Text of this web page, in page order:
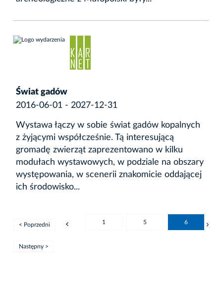
Świat gadów
2016-06-01 - 2027-12-31
Wystawa łączy w sobie świat gadów kopalnych
z żyjącymi współcześnie. Tą interesującą
gromadę zwierząt zaprezentowano w kilku
modułach wystawowych, w podziale na obszary
występowania, w scenerii znakomicie oddającej
ich środowisko...
< Poprzedni 1 5 6
Następny >